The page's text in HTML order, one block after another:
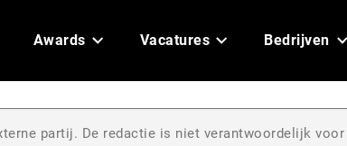
Awards Vacatures Bedrijven
partij. De redactie is niet verantwoordelijk voor